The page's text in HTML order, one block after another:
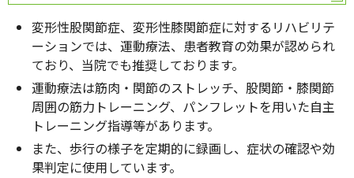
変形性股関節症、変形性膝関節症に対するリハビリテ
ーションでは、運動療法、患者教育の効果が認められ
ており、当院でも推奨しております。
運動療法は筋肉・関節のストレッチ、股関節・膝関節
周囲の筋力トレーニング、パンフレットを用いた自主
トレーニング指導等があります。
また、歩行の様子を定期的に録画し、症状の確認や効
果判定に使用しています。